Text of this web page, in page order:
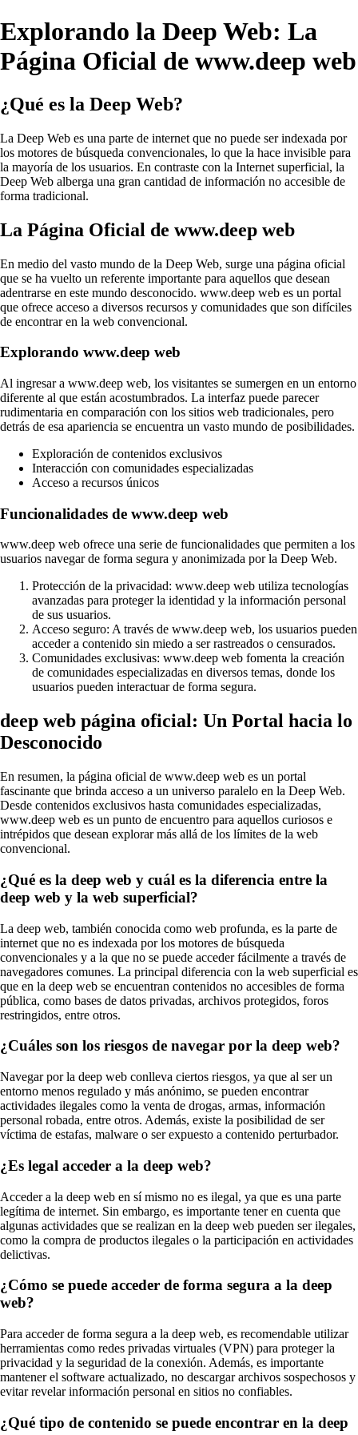
Explorando la Deep Web: La
Página Oficial de www.deep web
¿Qué es la Deep Web?
La Deep Web es una parte de internet que no puede ser indexada por
los motores de búsqueda convencionales, lo que la hace invisible para
la mayoría de los usuarios. En contraste con la Internet superficial, la
Deep Web alberga una gran cantidad de información no accesible de
forma tradicional.
La Página Oficial de www.deep web
En medio del vasto mundo de la Deep Web, surge una página oficial
que se ha vuelto un referente importante para aquellos que desean
adentrarse en este mundo desconocido. www.deep web es un portal
que ofrece acceso a diversos recursos y comunidades que son difíciles
de encontrar en la web convencional.
Explorando www.deep web
Al ingresar a www.deep web, los visitantes se sumergen en un entorno
diferente al que están acostumbrados. La interfaz puede parecer
rudimentaria en comparación con los sitios web tradicionales, pero
detrás de esa apariencia se encuentra un vasto mundo de posibilidades.
Exploración de contenidos exclusivos
Interacción con comunidades especializadas
Acceso a recursos únicos
Funcionalidades de www.deep web
www.deep web ofrece una serie de funcionalidades que permiten a los
usuarios navegar de forma segura y anonimizada por la Deep Web.
Protección de la privacidad: www.deep web utiliza tecnologías
avanzadas para proteger la identidad y la información personal
de sus usuarios.
Acceso seguro: A través de www.deep web, los usuarios pueden
acceder a contenido sin miedo a ser rastreados o censurados.
Comunidades exclusivas: www.deep web fomenta la creación
de comunidades especializadas en diversos temas, donde los
usuarios pueden interactuar de forma segura.
deep web página oficial: Un Portal hacia lo
Desconocido
En resumen, la página oficial de www.deep web es un portal
fascinante que brinda acceso a un universo paralelo en la Deep Web.
Desde contenidos exclusivos hasta comunidades especializadas,
www.deep web es un punto de encuentro para aquellos curiosos e
intrépidos que desean explorar más allá de los límites de la web
convencional.
¿Qué es la deep web y cuál es la diferencia entre la
deep web y la web superficial?
La deep web, también conocida como web profunda, es la parte de
internet que no es indexada por los motores de búsqueda
convencionales y a la que no se puede acceder fácilmente a través de
navegadores comunes. La principal diferencia con la web superficial es
que en la deep web se encuentran contenidos no accesibles de forma
pública, como bases de datos privadas, archivos protegidos, foros
restringidos, entre otros.
¿Cuáles son los riesgos de navegar por la deep web?
Navegar por la deep web conlleva ciertos riesgos, ya que al ser un
entorno menos regulado y más anónimo, se pueden encontrar
actividades ilegales como la venta de drogas, armas, información
personal robada, entre otros. Además, existe la posibilidad de ser
víctima de estafas, malware o ser expuesto a contenido perturbador.
¿Es legal acceder a la deep web?
Acceder a la deep web en sí mismo no es ilegal, ya que es una parte
legítima de internet. Sin embargo, es importante tener en cuenta que
algunas actividades que se realizan en la deep web pueden ser ilegales,
como la compra de productos ilegales o la participación en actividades
delictivas.
¿Cómo se puede acceder de forma segura a la deep
web?
Para acceder de forma segura a la deep web, es recomendable utilizar
herramientas como redes privadas virtuales (VPN) para proteger la
privacidad y la seguridad de la conexión. Además, es importante
mantener el software actualizado, no descargar archivos sospechosos y
evitar revelar información personal en sitios no confiables.
¿Qué tipo de contenido se puede encontrar en la deep